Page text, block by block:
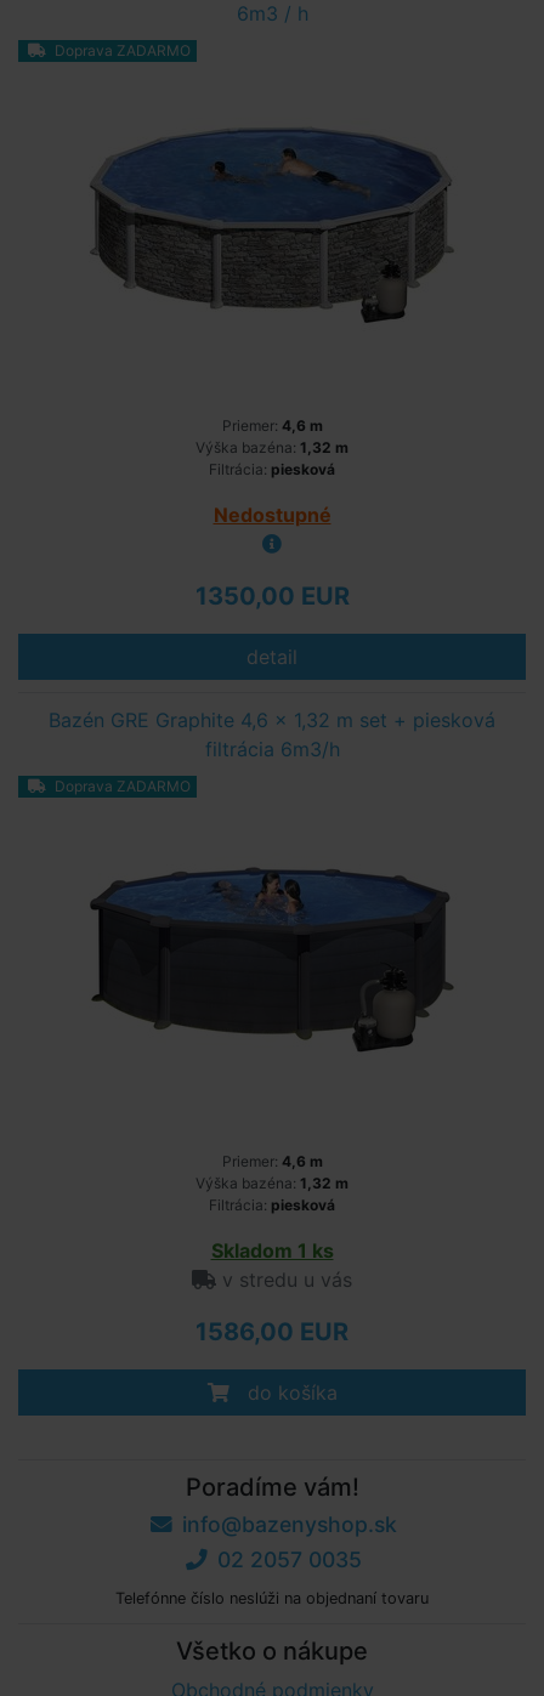
6m3 / h
Doprava ZADARMO
Priemer: 4,6 m
Výška bazéna: 1,32 m
Filtrácia: piesková
Nedostupné
1350,00 EUR
detail
Bazén GRE Graphite 4,6 x 1,32 m set + piesková
filtrácia 6m3/h
Doprava ZADARMO
Priemer: 4,6 m
Výška bazéna: 1,32 m
Filtrácia: piesková
Skladom 1 ks
v stredu u vás
1586,00 EUR
do košíka
Poradíme vám!
info@bazenyshop.sk
02 2057 0035
Telefónne číslo neslúži na objednaní tovaru
Všetko o nákupe
Obchodné podmienky